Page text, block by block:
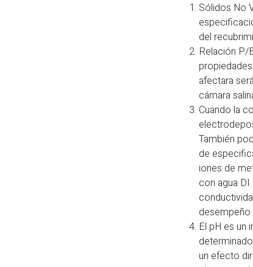
Sólidos No
del
Relación P/
afectara
cámara
Cuando la
También
de
iones de
con agua
desempeño
El pH es un
un efecto